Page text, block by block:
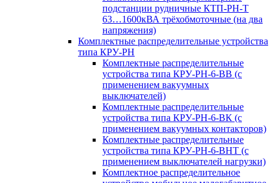
подстанции рудничные КТП-РН-Т
63…1600кВА трёхобмоточные (на два
напряжения)
Комплектные распределительные устройства
типа КРУ-РН
Комплектные распределительные
устройства типа КРУ-РН-6-ВВ (с
применением вакуумных
выключателей)
Комплектные распределительные
устройства типа КРУ-РН-6-ВК (с
применением вакуумных контакторов)
Комплектные распределительные
устройства типа КРУ-РН-6-ВНТ (с
применением выключателей нагрузки)
Комплектное распределительное